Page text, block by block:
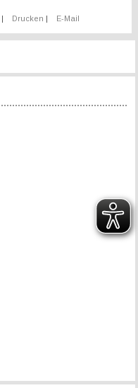
| Drucken | E-Mail